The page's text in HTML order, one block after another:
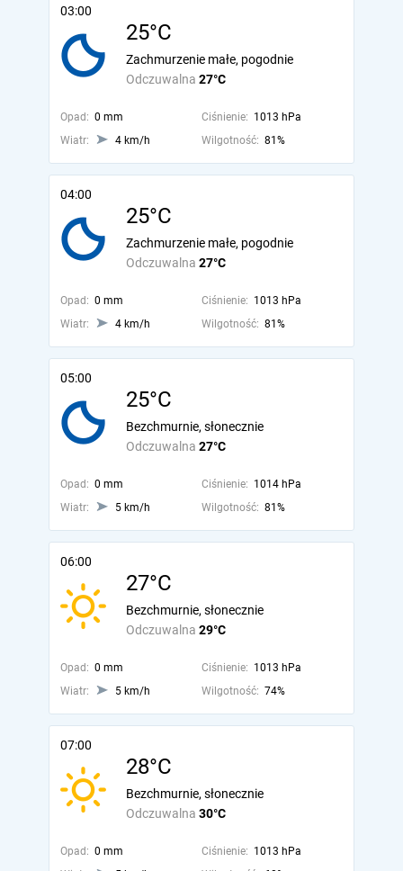
03:00
25°C
Odczuwalna 27°C
Zachmurzenie małe, pogodnie
Opad: 0 mm Ciśnienie: 1013 hPa
Wiatr:
4 km/h Wilgotność: 81%
04:00
25°C
Odczuwalna 27°C
Zachmurzenie małe, pogodnie
Opad: 0 mm Ciśnienie: 1013 hPa
Wiatr:
4 km/h Wilgotność: 81%
05:00
25°C
Odczuwalna 27°C
Bezchmurnie, słonecznie
Opad: 0 mm Ciśnienie: 1014 hPa
Wiatr:
5 km/h Wilgotność: 81%
06:00
27°C
Odczuwalna 29°C
Bezchmurnie, słonecznie
Opad: 0 mm Ciśnienie: 1013 hPa
Wiatr:
5 km/h Wilgotność: 74%
07:00
28°C
Odczuwalna 30°C
Bezchmurnie, słonecznie
Opad: 0 mm Ciśnienie: 1013 hPa